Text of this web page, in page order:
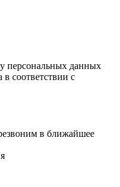
персональных данных
соответствии с
в ближайшее